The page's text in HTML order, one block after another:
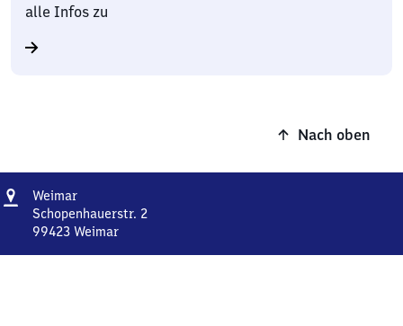
alle Infos zu
Nach oben
Adresse
WeimarWeimar
Schopenhauerstr. 2
99423 Weimar